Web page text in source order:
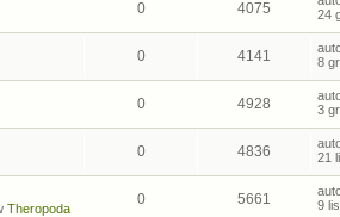
0 4075
24
0 4141
8
0 4928
3
0 4836
21
Theropoda
0 5661
9